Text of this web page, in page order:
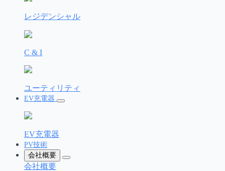
レジデンシャル
C & I
ユーティリティ
EV充電器
EV充電器
PV技術
会社概要
会社概要